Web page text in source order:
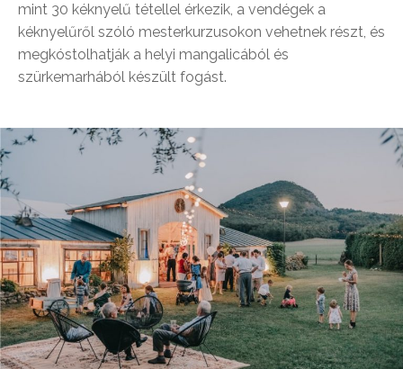
mint 30 kéknyelű tétellel érkezik, a vendégek a
kéknyelűről szóló mesterkurzusokon vehetnek részt, és
megkóstolhatják a helyi mangalicából és
szürkemarhából készült fogást.